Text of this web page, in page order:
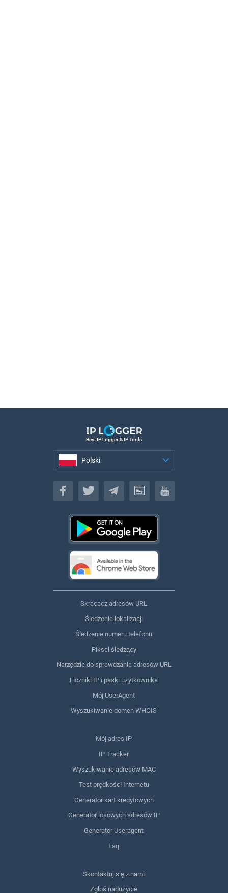
Best IP Logger & IP Tools
Polski
Polski
Skracacz adresów URL
Śledzenie lokalizacji
Śledzenie numeru telefonu
Piksel śledzący
Narzędzie do sprawdzania adresów URL
Liczniki IP i paski użytkownika
Mój UserAgent
Wyszukiwanie domen WHOIS
Mój adres IP
IP Tracker
Wyszukiwanie adresów MAC
Test prędkości Internetu
Generator kart kredytowych
Generator losowych adresów IP
Generator Useragent
Faq
Skontaktuj się z nami
Zgłoś nadużycie